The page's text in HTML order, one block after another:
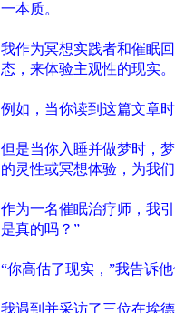
一本质。
我作为冥想实践者和催眠
态，来体验主观性的现实。
例如，当你读到这篇文章
但是当你入睡并做梦时，
的灵性或冥想体验，为我
作为一名催眠治疗师，我
是真的吗？”
“你高估了现实，”我告诉
我遇到并采访了三位在埃